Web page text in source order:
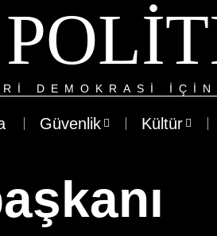
DEMOKRASI
Güvenlik Kültür